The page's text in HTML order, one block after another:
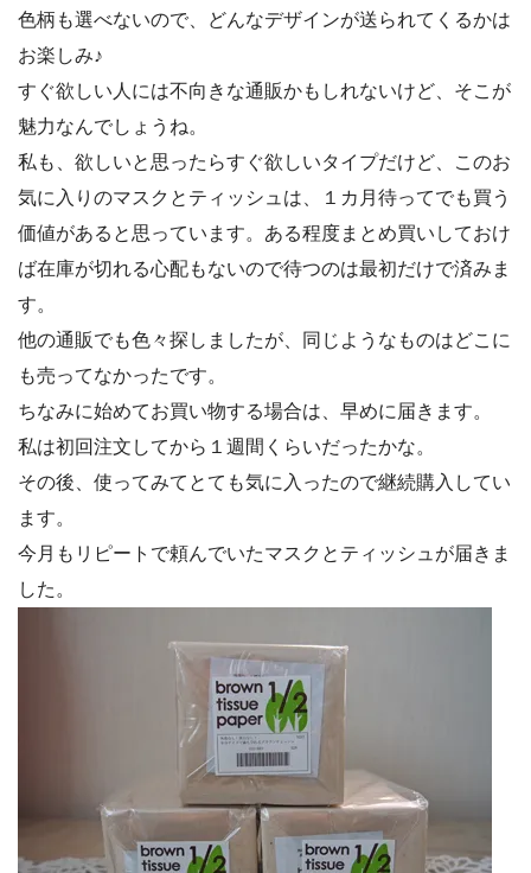
色柄も選べないので、どんなデザインが送られてくるかは
お楽しみ♪
すぐ欲しい人には不向きな通販かもしれないけど、そこが
魅力なんでしょうね。
私も、欲しいと思ったらすぐ欲しいタイプだけど、このお
気に入りのマスクとティッシュは、１カ月待ってでも買う
価値があると思っています。ある程度まとめ買いしておけ
ば在庫が切れる心配もないので待つのは最初だけで済みま
す。
他の通販でも色々探しましたが、同じようなものはどこに
も売ってなかったです。
ちなみに始めてお買い物する場合は、早めに届きます。
私は初回注文してから１週間くらいだったかな。
その後、使ってみてとても気に入ったので継続購入してい
ます。
今月もリピートで頼んでいたマスクとティッシュが届きま
した。